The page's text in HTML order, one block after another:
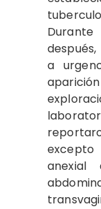
Durante
a
anexial